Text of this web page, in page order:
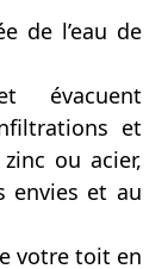
de l’eau de
évacuent
et
ou acier,
envies et au
votre toit en